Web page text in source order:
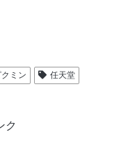
クミン
任天堂
ク